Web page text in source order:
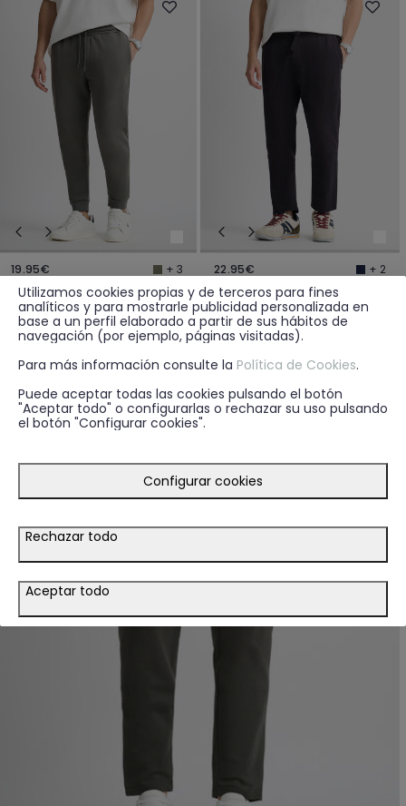
19.95€
+ 3
JOGGER BASIC VERDE
22.95€
+ 2
Utilizamos cookies propias y de terceros para fines
analíticos y para mostrarle publicidad personalizada en
base a un perfil elaborado a partir de sus hábitos de
navegación (por ejemplo, páginas visitadas).
Para más información consulte la Política de Cookies.
Puede aceptar todas las cookies pulsando el botón
"Aceptar todo" o configurarlas o rechazar su uso pulsando
el botón "Configurar cookies".
Configurar cookies
Rechazar todo
Aceptar todo